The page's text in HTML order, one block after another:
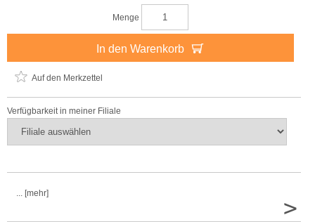
Menge
In den Warenkorb
Auf den Merkzettel
Verfügbarkeit in meiner Filiale
... [mehr]
>